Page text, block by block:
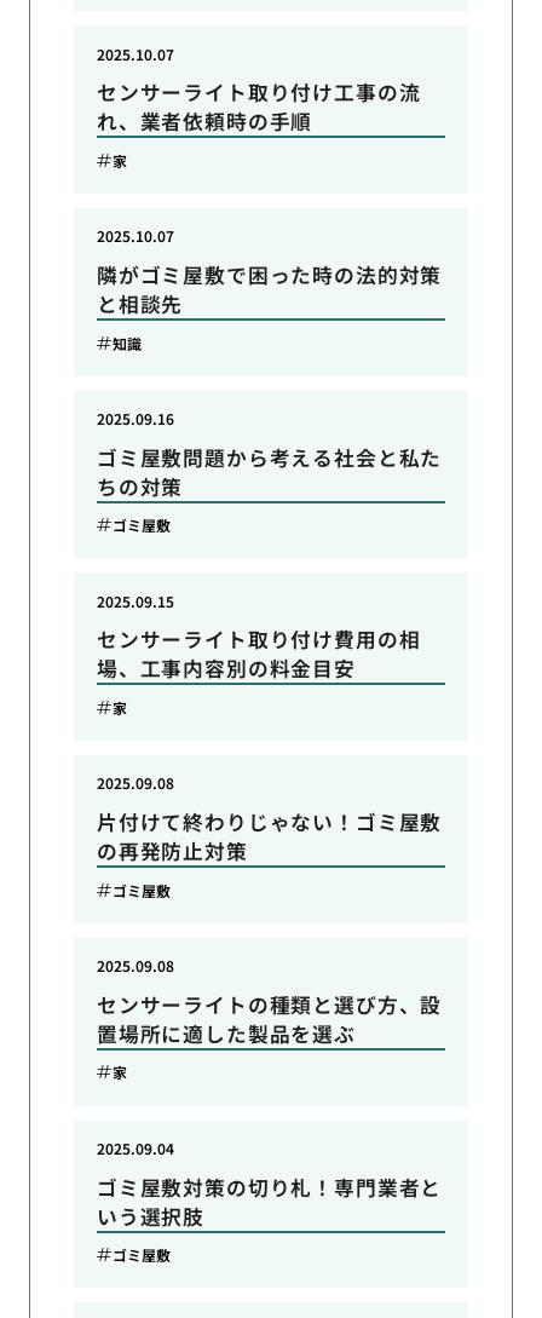
センサーライト取り付け工事の流
れ、業者依頼時の手順
2025.10.07
家
隣がゴミ屋敷で困った時の法的対策
と相談先
2025.10.07
知識
ゴミ屋敷問題から考える社会と私た
ちの対策
2025.09.16
ゴミ屋敷
センサーライト取り付け費用の相
場、工事内容別の料金目安
2025.09.15
家
片付けて終わりじゃない！ゴミ屋敷
の再発防止対策
2025.09.08
ゴミ屋敷
センサーライトの種類と選び方、設
置場所に適した製品を選ぶ
2025.09.08
家
ゴミ屋敷対策の切り札！専門業者と
いう選択肢
2025.09.04
ゴミ屋敷